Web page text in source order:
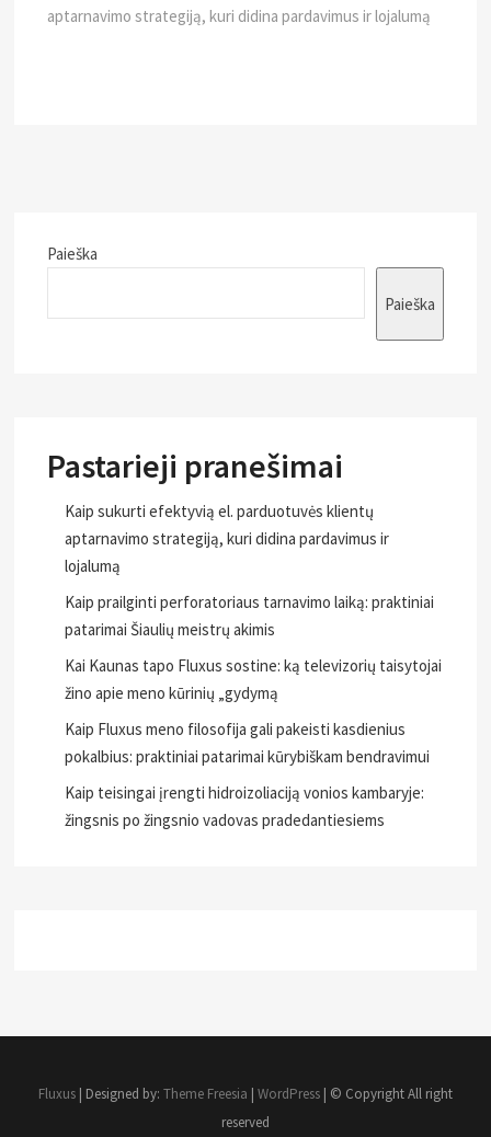
aptarnavimo strategiją, kuri didina pardavimus ir lojalumą
Paieška
Paieška
Pastarieji pranešimai
Kaip sukurti efektyvią el. parduotuvės klientų
aptarnavimo strategiją, kuri didina pardavimus ir
lojalumą
Kaip prailginti perforatoriaus tarnavimo laiką: praktiniai
patarimai Šiaulių meistrų akimis
Kai Kaunas tapo Fluxus sostine: ką televizorių taisytojai
žino apie meno kūrinių „gydymą
Kaip Fluxus meno filosofija gali pakeisti kasdienius
pokalbius: praktiniai patarimai kūrybiškam bendravimui
Kaip teisingai įrengti hidroizoliaciją vonios kambaryje:
žingsnis po žingsnio vadovas pradedantiesiems
Fluxus| Designed by: Theme Freesia | WordPress| © Copyright All right
reserved